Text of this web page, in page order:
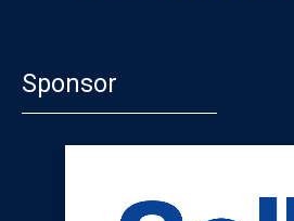
Sponsor